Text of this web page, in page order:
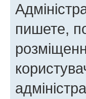
пишете,